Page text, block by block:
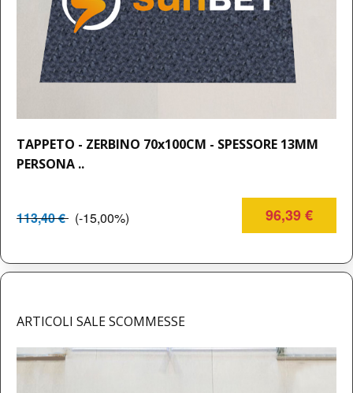
TAPPETO - ZERBINO 70x100CM - SPESSORE 13MM
PERSONA ..
113,40 € (-15,00%) 96,39 €
ARTICOLI SALE SCOMMESSE